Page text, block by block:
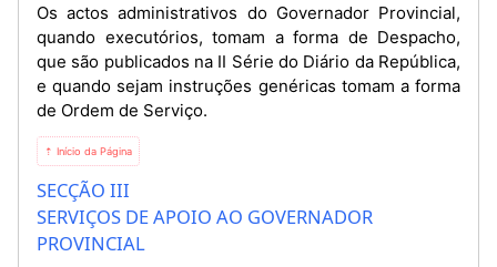
Os actos administrativos do Governador Provincial,
quando executórios, tomam a forma de Despacho,
que são publicados na II Série do Diário da República,
e quando sejam instruções genéricas tomam a forma
de Ordem de Serviço.
⇡ Início da Página
SECÇÃO III
SERVIÇOS DE APOIO AO GOVERNADOR
PROVINCIAL